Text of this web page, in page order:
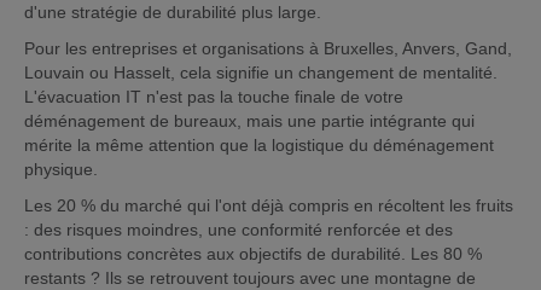
d'une stratégie de durabilité plus large.
Pour les entreprises et organisations à Bruxelles, Anvers, Gand,
Louvain ou Hasselt, cela signifie un changement de mentalité.
L'évacuation IT n'est pas la touche finale de votre
déménagement de bureaux, mais une partie intégrante qui
mérite la même attention que la logistique du déménagement
physique.
Les 20 % du marché qui l'ont déjà compris en récoltent les fruits
: des risques moindres, une conformité renforcée et des
contributions concrètes aux objectifs de durabilité. Les 80 %
restants ? Ils se retrouvent toujours avec une montagne de